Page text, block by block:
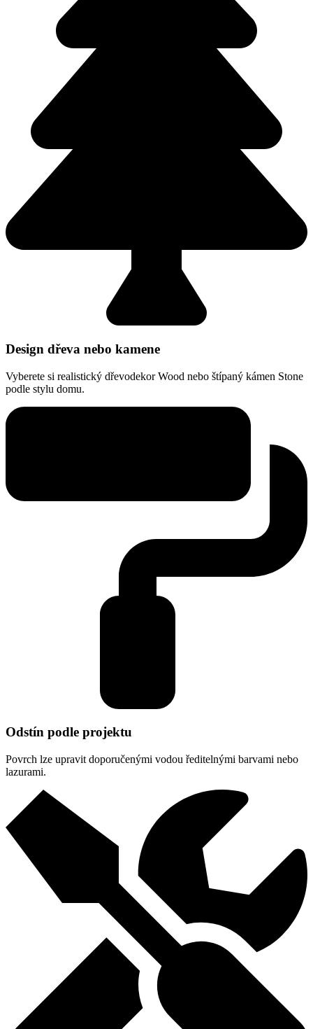
Design dřeva nebo kamene
Vyberete si realistický dřevodekor Wood nebo štípaný kámen Stone
podle stylu domu.
Odstín podle projektu
Povrch lze upravit doporučenými vodou ředitelnými barvami nebo
lazurami.